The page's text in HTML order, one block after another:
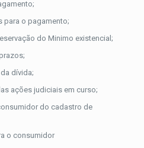
para o pagamento;
do Minimo existencial;
dívida;
ações judiciais em curso;
do cadastro de
o consumidor